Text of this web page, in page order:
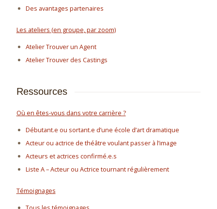
Des avantages partenaires
Les ateliers (en groupe, par zoom)
Atelier Trouver un Agent
Atelier Trouver des Castings
Ressources
Où en êtes-vous dans votre carrière ?
Débutant.e ou sortant.e d’une école d’art dramatique
Acteur ou actrice de théâtre voulant passer à l’image
Acteurs et actrices confirmé.e.s
Liste A – Acteur ou Actrice tournant régulièrement
Témoignages